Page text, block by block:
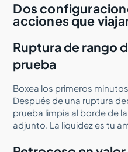
Dos
acciones que
Ruptura de rango
prueba
Boxea los primeros
Después de una ruptura
prueba limpia al borde de
adjunto. La liquidez es tu